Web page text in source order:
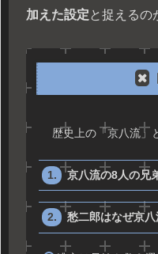
加えた設定 と捉えるの
歴史上の「京八流」
京八流の8人の兄
愁二郎はなぜ京